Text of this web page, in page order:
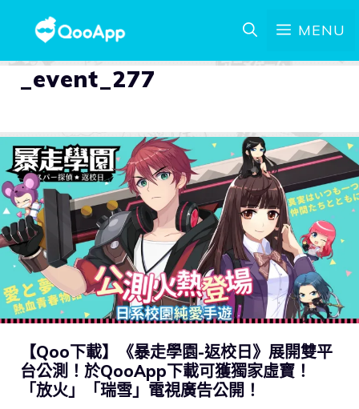
MENU
_event_277
【Qoo下載】《暴走學園-返校日》展開雙平
台公測！於QooApp下載可獲獨家虛寶！
「放火」「瑞雪」電視廣告公開！